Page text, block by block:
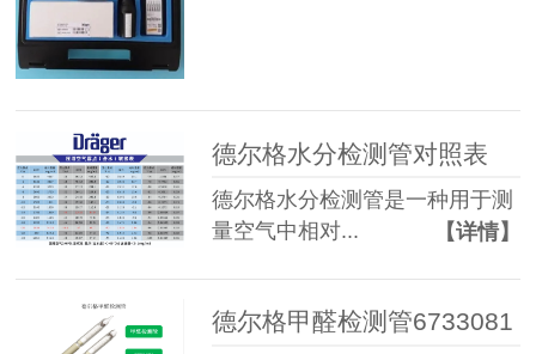
德尔格水分检测管对照表
德尔格水分检测管是一种用于测
量空气中相对...
【详情】
德尔格甲醛检测管6733081